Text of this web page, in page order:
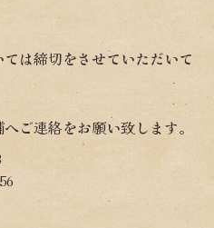
は締切をさせていただいて
ご連絡をお願い致します。